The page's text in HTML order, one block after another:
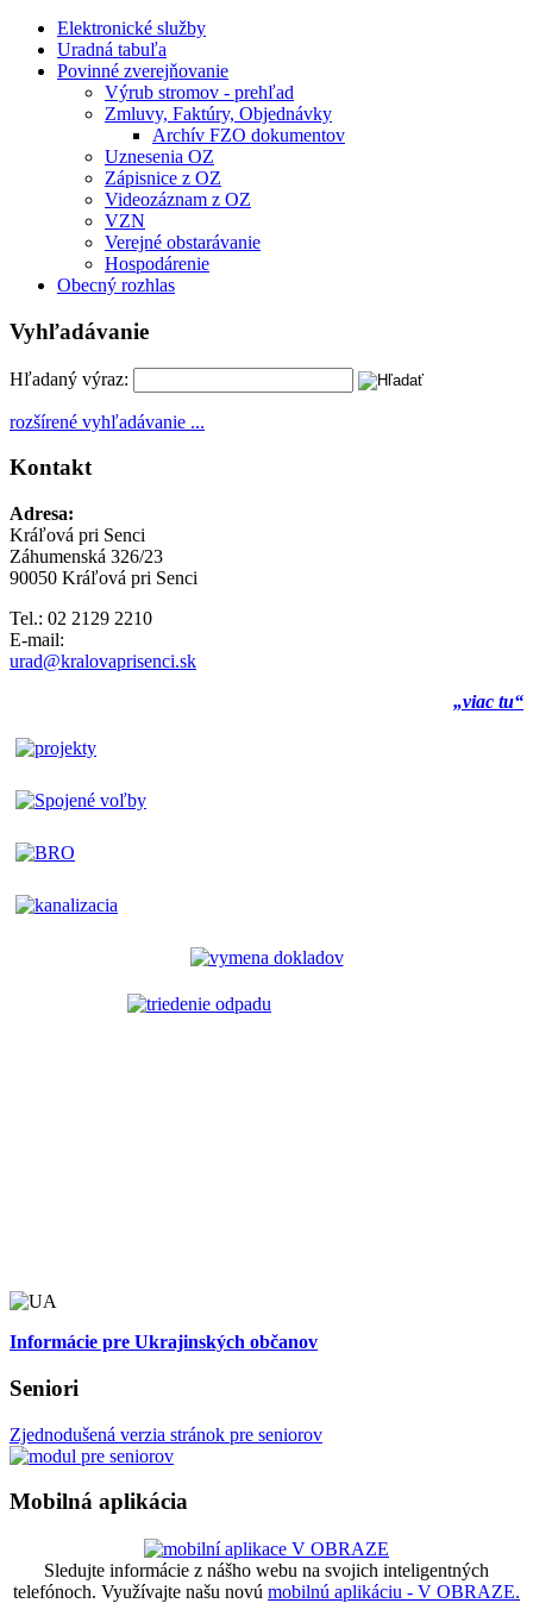
Elektronické služby
Uradná tabuľa
Povinné zverejňovanie
Výrub stromov - prehľad
Zmluvy, Faktúry, Objednávky
Archív FZO dokumentov
Uznesenia OZ
Zápisnice z OZ
Videozáznam z OZ
VZN
Verejné obstarávanie
Hospodárenie
Obecný rozhlas
Vyhľadávanie
Hľadaný výraz:
rozšírené vyhľadávanie ...
Kontakt
Adresa:
Kráľová pri Senci
Záhumenská 326/23
90050 Kráľová pri Senci
Tel.: 02 2129 2210
E-mail:
urad@kralovaprisenci.sk
„viac tu“
Informácie pre Ukrajinských občanov
Seniori
Zjednodušená verzia stránok pre seniorov
Mobilná aplikácia
Sledujte informácie z nášho webu na svojich inteligentných
telefónoch. Využívajte našu novú mobilnú aplikáciu - V OBRAZE.